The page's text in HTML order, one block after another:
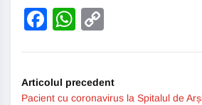
Facebook
WhatsApp
Articolul precedent
Pacient cu coronavirus la Spitalul de